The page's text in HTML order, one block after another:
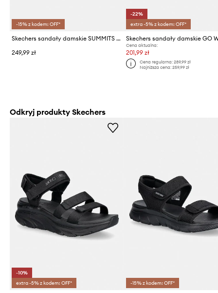
-15% z kodem: OFF*
Skechers sandały damskie SUMMITS SANDAL
249,99 zł
-22%
extra -5% z kodem: OFF*
Cena aktualna:
201,99 zł
Cena regularna: 289,99 zł
Najniższa cena: 259,99 zł
Odkryj produkty Skechers
-10%
extra -5% z kodem: OFF*
-15% z kodem: OFF*